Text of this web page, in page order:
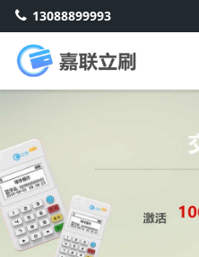
13088899993